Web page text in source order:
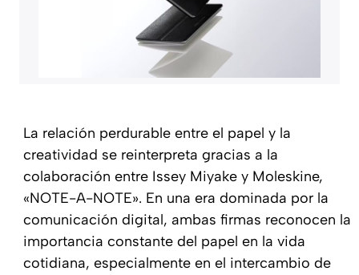
La relación perdurable entre el papel y la
creatividad se reinterpreta gracias a la
colaboración entre Issey Miyake y Moleskine,
«NOTE-A-NOTE». En una era dominada por la
comunicación digital, ambas firmas reconocen la
importancia constante del papel en la vida
cotidiana, especialmente en el intercambio de